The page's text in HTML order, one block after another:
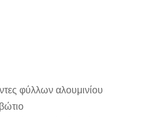
φύλλων αλουμινίου